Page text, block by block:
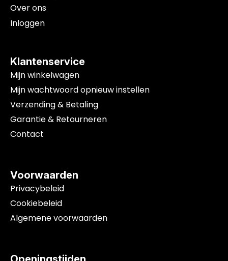
Over ons
Inloggen
Klantenservice
Mijn winkelwagen
Mijn wachtwoord opnieuw instellen
Verzending & Betaling
Garantie & Retourneren
Contact
Voorwaarden
Privacybeleid
Cookiebeleid
Algemene voorwaarden